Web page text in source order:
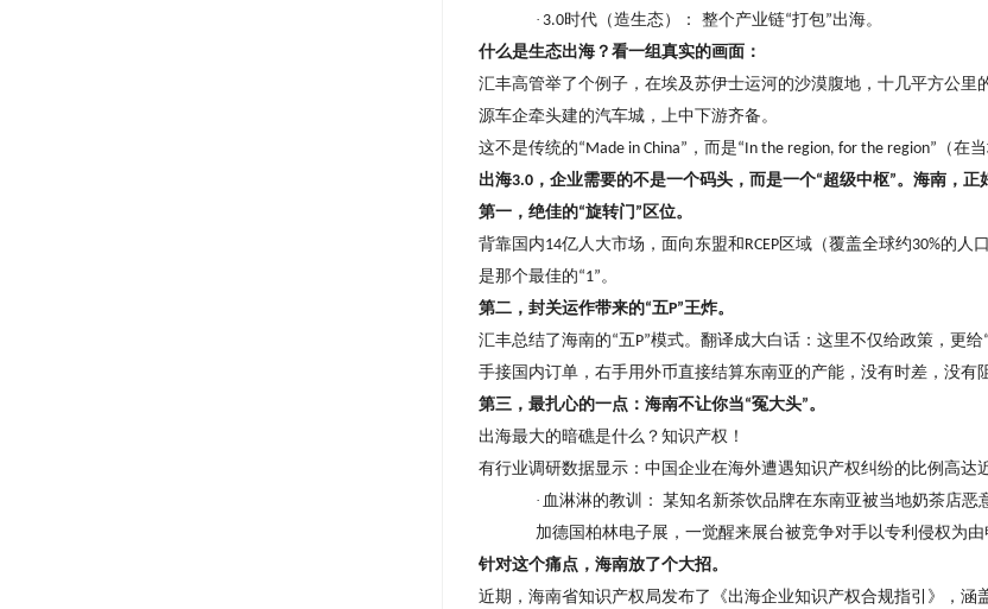
· 3.0时代（造生态）： 整个产业链“打包”出海。
什么是生态出海？看一组真实的画面：
汇丰高管举了个例子，在埃及苏伊士运河的沙漠腹地，十几平方公里
源车企牵头建的汽车城，上中下游齐备。
这不是传统的“Made in China” ，而是“In the region, for the region” （在
出海3.0 ，企业需要的不是一个码头，而是一个“超级中枢”。海南，正
第一，绝佳的“旋转门 ” 区位。
背靠国内14亿人大市场，面向东盟和 RCEP 区域（覆盖全球约30%的人口
是那个最佳的“1” 。
第二，封关运作带来的“五P”王炸。
汇丰总结了海南的“五 P”模式。翻译成大白话：这里不仅给政策，更给“
手接国内订单，右手用外币直接结算东南亚的产能，没有时差，没有
第三，最扎心的一点：海南不让你当“冤大头”。
出海最大的暗礁是什么？知识产权！
有行业调研数据显示：中国企业在海外遭遇知识产权纠纷的比例高达
· 血淋淋的教训： 某知名新茶饮品牌在东南亚被当地奶茶店恶
加德国柏林电子展，一觉醒来展台被竞争对手以专利侵权为
针对这个痛点，海南放了个大招。
近期，海南省知识产权局发布了《出海企业知识产权合规指引》，